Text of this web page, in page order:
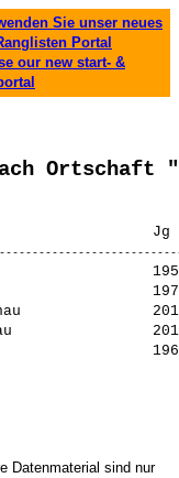
Sie unser neues
Portal
our new start- &
Ortschaft
Daniel
Illnau
Illnau
Datenmaterial sind nur